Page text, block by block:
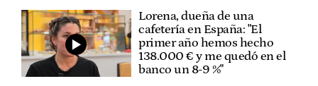
Lorena, dueña de una
cafetería en España: "El
primer año hemos hecho
138.000 € y me quedó en el
banco un 8-9 %"